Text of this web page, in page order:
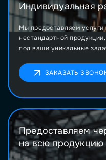
Индивидуальная
Мы предоставляем услуги
нестандартной
под ваши уникальные
ЗАКАЗАТЬ
Предоставляем
на всю продукцию